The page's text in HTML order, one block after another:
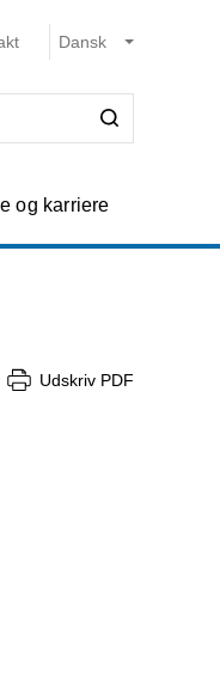
og karriere
Udskriv PDF